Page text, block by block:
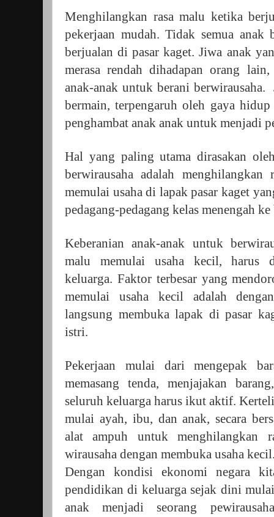
Menghilangkan rasa malu ketika
pekerjaan mudah. Tidak semua
berjualan di pasar kaget. Jiwa anak
merasa rendah dihadapan orang
anak-anak untuk berani berwirausaha.
bermain, terpengaruh oleh gaya
penghambat anak anak untuk menjadi
Hal yang paling utama dirasakan
berwirausaha adalah
memulai usaha di lapak pasar kaget
pedagang-pedagang kelas menengah ke
Keberanian anak-anak untuk
malu memulai usaha kecil, harus
keluarga. Faktor terbesar yang
memulai usaha kecil adalah
langsung membuka lapak di pasar
istri.
Pekerjaan mulai dari mengepak
memasang tenda, menjajakan
seluruh keluarga harus ikut aktif.
mulai ayah, ibu, dan anak, secara
alat ampuh untuk menghilangkan
wirausaha dengan membuka usaha
Dengan kondisi ekonomi negara
pendidikan di keluarga sejak dini
anak menjadi seorang